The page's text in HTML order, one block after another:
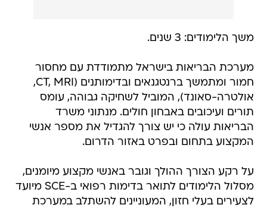
משך הלימודים: 3 שנים.
מערכת הבריאות בישראל מתמודדת עם מחסור
חמור ומתמשך ברנטגנאים ובדימותנים (CT, MRI,
אולטרה-סאונד), המוביל לשחיקה גבוהה, עומס
תורים ועיכובים באבחון חולים. מנתוני משרד
הבריאות עולה כי יש צורך להגדיל את מספר אנשי
המקצוע בתחום ובפרט באזור הדרום.
על רקע הצורך ההולך וגובר באנשי מקצוע מיומנים,
מסלול הלימודים לתואר בדימות רפואי ב-SCE מיועד
לצעירים בעלי חזון, המעוניינים להשתלב במערכת